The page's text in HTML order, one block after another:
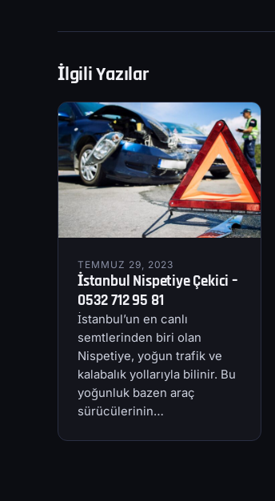
İlgili Yazılar
TEMMUZ 29, 2023
İstanbul Nispetiye Çekici –
0532 712 95 81
İstanbul’un en canlı
semtlerinden biri olan
Nispetiye, yoğun trafik ve
kalabalık yollarıyla bilinir. Bu
yoğunluk bazen araç
sürücülerinin…